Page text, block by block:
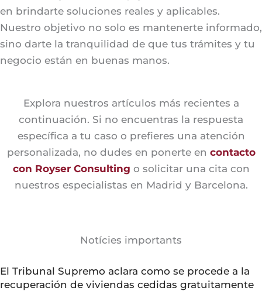
en brindarte soluciones reales y aplicables.
Nuestro objetivo no solo es mantenerte informado,
sino darte la tranquilidad de que tus trámites y tu
negocio están en buenas manos.
Explora nuestros artículos más recientes a
continuación. Si no encuentras la respuesta
específica a tu caso o prefieres una atención
personalizada, no dudes en ponerte en contacto
con Royser Consulting o solicitar una cita con
nuestros especialistas en Madrid y Barcelona.
Notícies importants
El Tribunal Supremo aclara como se procede a la
recuperación de viviendas cedidas gratuitamente